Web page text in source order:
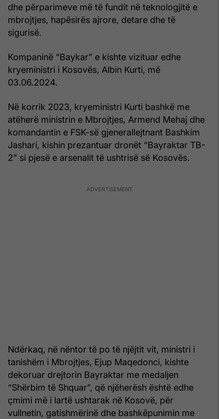
dhe përparimeve më të fundit në teknologjitë e
mbrojtjes, hapësirës ajrore, detare dhe të
sigurisë.
Kompaninë “Baykar” e kishte vizituar edhe
kryeministri i Kosovës, Albin Kurti, më
03.06.2024.
Në korrik 2023, kryeministri Kurti bashkë me
atëherë ministrin e Mbrojtjes, Armend Mehaj dhe
komandantin e FSK-së gjenerallejtnant Bashkim
Jashari, kishin prezantuar dronët “Bayraktar TB-
2” si pjesë e arsenalit të ushtrisë së Kosovës.
Ndërkaq, në nëntor të po të njëjtit vit, ministri i
tanishëm i Mbrojtjes, Ejup Maqedonci, kishte
dekoruar drejtorin Bayraktar me medaljen
“Shërbim të Shquar”, që njëherësh është edhe
çmimi më i lartë ushtarak në Kosovë, për
vullnetin, gatishmërinë dhe bashkëpunimin me